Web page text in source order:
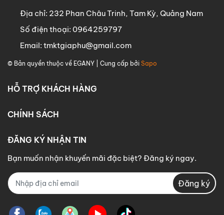
Địa chỉ: 232 Phan Châu Trinh, Tam Kỳ, Quảng Nam
Số điện thoại: 0964259797
Email: tmktgiaphu@gmail.com
© Bản quyền thuộc về EGANY | Cung cấp bởi Sapo
HỖ TRỢ KHÁCH HÀNG
CHÍNH SÁCH
ĐĂNG KÝ NHẬN TIN
Bạn muốn nhận khuyến mãi đặc biệt? Đăng ký ngay.
Đăng ký